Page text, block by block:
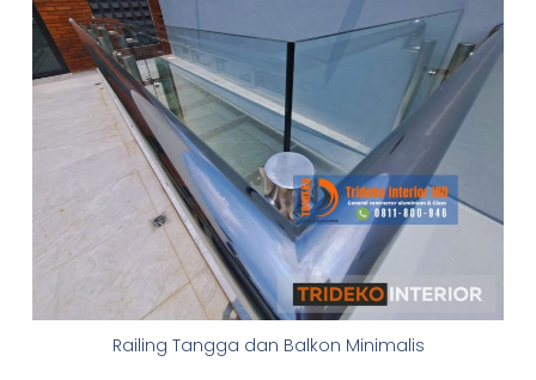
Railing Tangga dan Balkon Minimalis